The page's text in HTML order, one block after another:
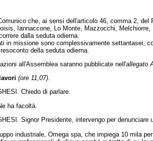
che, ai sensi dell'articolo 46, comma 2,
Iannaccone, Lo Monte, Mazzocchi,
dalla seduta odierna.
in missione sono complessivamente settantasei,
della seduta odierna.
all'Assemblea saranno pubblicate nell'allegato
(ore 11,07).
Chiedo di parlare.
ha facoltà.
Signor Presidente, intervengo per
industriale, Omega spa, che impiega 10 mila